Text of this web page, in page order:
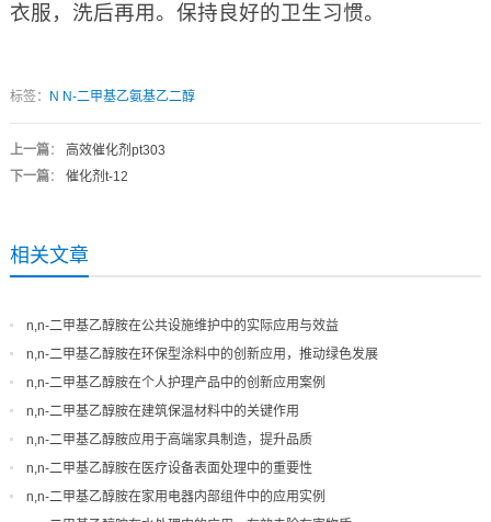
衣服，洗后再用。保持良好的卫生习惯。
标签： N N-二甲基乙氨基乙二醇
上一篇： 高效催化剂pt303
下一篇： 催化剂t-12
相关文章
n,n-二甲基乙醇胺在公共设施维护中的实际应用与效益
n,n-二甲基乙醇胺在环保型涂料中的创新应用，推动绿色发展
n,n-二甲基乙醇胺在个人护理产品中的创新应用案例
n,n-二甲基乙醇胺在建筑保温材料中的关键作用
n,n-二甲基乙醇胺应用于高端家具制造，提升品质
n,n-二甲基乙醇胺在医疗设备表面处理中的重要性
n,n-二甲基乙醇胺在家用电器内部组件中的应用实例